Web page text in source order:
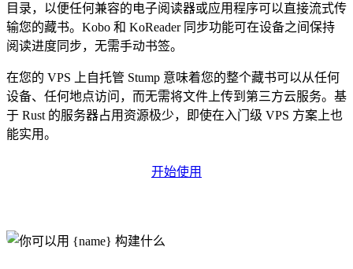
目录，以便任何兼容的电子阅读器或应用程序可以直接流式传
输您的藏书。Kobo 和 KoReader 同步功能可在设备之间保持
阅读进度同步，无需手动书签。
在您的 VPS 上自托管 Stump 意味着您的整个藏书可以从任何
设备、任何地点访问，而无需将文件上传到第三方云服务。基
于 Rust 的服务器占用资源极少，即使在入门级 VPS 方案上也
能实用。
开始使用